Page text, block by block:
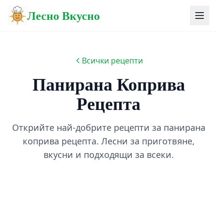
Лесно Вкусно
Всички рецепти
Панирана Коприва
Рецепта
Открийте най-добрите рецепти за панирана
коприва рецепта. Лесни за приготвяне,
вкусни и подходящи за всеки.